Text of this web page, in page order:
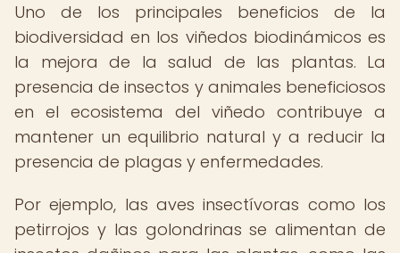
Uno de los principales beneficios de la
biodiversidad en los viñedos biodinámicos es
la mejora de la salud de las plantas. La
presencia de insectos y animales beneficiosos
en el ecosistema del viñedo contribuye a
mantener un equilibrio natural y a reducir la
presencia de plagas y enfermedades.
Por ejemplo, las aves insectívoras como los
petirrojos y las golondrinas se alimentan de